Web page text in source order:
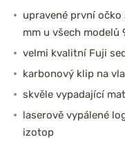
upravené první
mm u všech modelů
velmi kvalitní Fuji
karbonový klip na
skvěle vypadající
laserově vypálené
izotop